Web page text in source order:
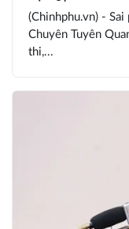
(Chinhphu.vn) -
Chuyên Tuyên
thi,...